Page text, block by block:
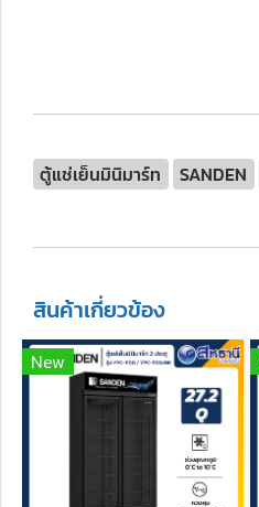
ตู้แช่เย็นมินิมาร์ท SANDEN
สินค้าเกี่ยวข้อง
New